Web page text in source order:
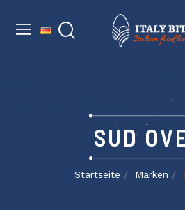
SUD
Startseite Marken